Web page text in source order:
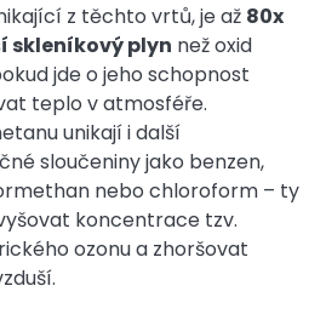
z těchto vrtů, je až 80x
skleníkový plyn než oxid
jde o jeho schopnost
teplo v atmosféře.
unikají i další
sloučeniny jako benzen,
nebo chloroform – ty
koncentrace tzv.
ozonu a zhoršovat